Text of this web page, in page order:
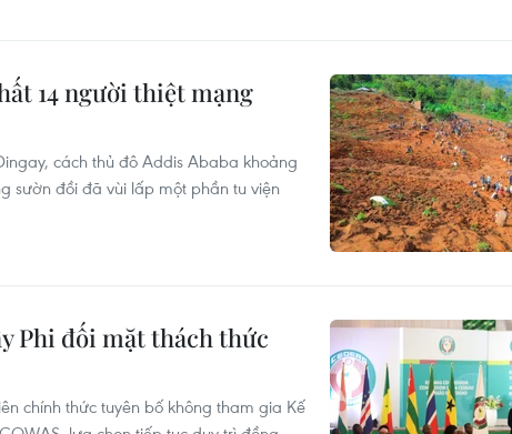
14 người thiệt mạng
cách thủ đô Addis Ababa khoảng
sườn đồi đã vùi lấp một phần tu viện
Phi đối mặt thách thức
chính thức tuyên bố không tham gia Kế